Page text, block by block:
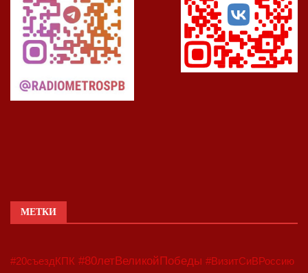
МЕТКИ
#20съездКПК #80летВеликойПобеды #ВизитСиВРоссию